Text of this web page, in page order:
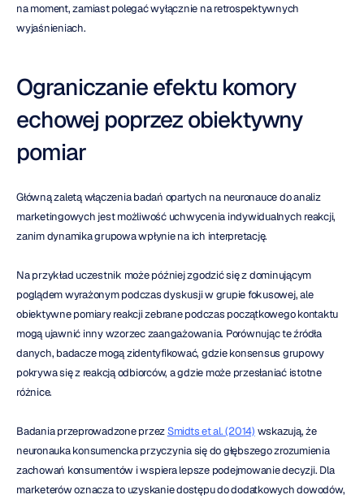
na moment, zamiast polegać wyłącznie na retrospektywnych
wyjaśnieniach.
Ograniczanie efektu komory
echowej poprzez obiektywny
pomiar
Główną zaletą włączenia badań opartych na neuronauce do analiz
marketingowych jest możliwość uchwycenia indywidualnych reakcji,
zanim dynamika grupowa wpłynie na ich interpretację.
Na przykład uczestnik może później zgodzić się z dominującym
poglądem wyrażonym podczas dyskusji w grupie fokusowej, ale
obiektywne pomiary reakcji zebrane podczas początkowego kontaktu
mogą ujawnić inny wzorzec zaangażowania. Porównując te źródła
danych, badacze mogą zidentyfikować, gdzie konsensus grupowy
pokrywa się z reakcją odbiorców, a gdzie może przesłaniać istotne
różnice.
Badania przeprowadzone przez Smidts et al. (2014) wskazują, że
neuronauka konsumencka przyczynia się do głębszego zrozumienia
zachowań konsumentów i wspiera lepsze podejmowanie decyzji. Dla
marketerów oznacza to uzyskanie dostępu do dodatkowych dowodów,